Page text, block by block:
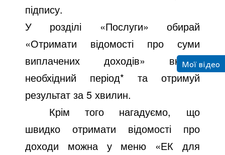
e
o
підпису.
У розділі «Послуги» обирай
«Отримати відомості про суми
виплачених доходів» вказуй
необхідний період* та отримуй
результат за 5 хвилин.
Крім того нагадуємо, що
швидко отримати відомості про
доходи можна у меню «ЕК для
Мої відео